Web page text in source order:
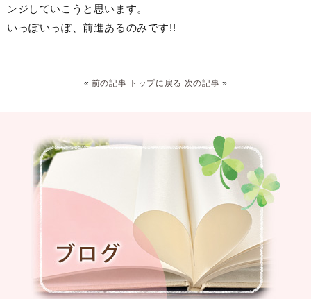
ンジしていこうと思います。
いっぽいっぽ、前進あるのみです!!
« 前の記事 トップに戻る 次の記事 »